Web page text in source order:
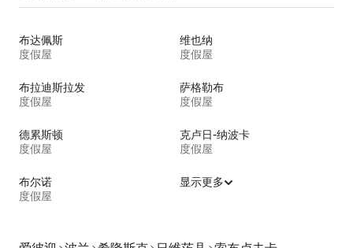
布达佩斯
度假屋
维也纳
度假屋
布拉迪斯拉发
度假屋
萨格勒布
度假屋
德累斯顿
度假屋
克卢日-纳波卡
度假屋
布尔诺
度假屋
显示更多